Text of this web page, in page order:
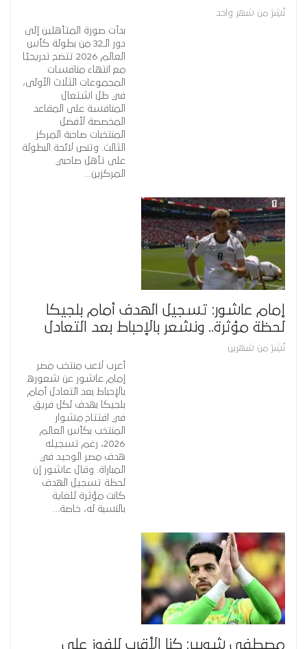
نُشِرَ من شهر واحد
بدأت صورة المتأهلين إلى
دور الـ32 من بطولة كأس
العالم 2026 تتضح تدريجيًا
مع انتهاء منافسات
المجموعات الثلاث الأولى،
في ظل اشتعال
المنافسة على المقاعد
المخصصة لأفضل
المنتخبات صاحبة المركز
الثالث. وتنص لائحة البطولة
على تأهل صاحبي
المركزين…
إمام عاشور: تسجيل الهدف أمام بلجيكا
لحظة مؤثرة.. ونشعر بالإحباط بعد التعادل
نُشِرَ من شهرين
أعرب لاعب منتخب مصر
إمام عاشور عن شعوره
بالإحباط بعد التعادل أمام
بلجيكا بهدف لكل فريق
في افتتاح مشوار
المنتخب بكأس العالم
2026، رغم تسجيله
هدف مصر الوحيد في
المباراة. وقال عاشور إن
لحظة تسجيل الهدف
كانت مؤثرة للغاية
بالنسبة له، خاصة…
مصطفى شوبير: كنا الأقرب للفوز على